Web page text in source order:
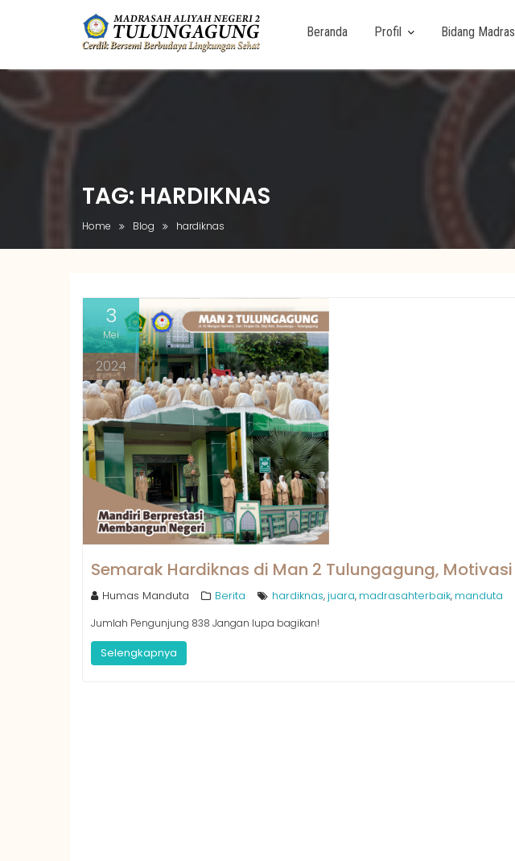
to
content
Beranda Profil Bidang
TAG: HARDIKNAS
Home Blog hardiknas
3
Mei
2024
Semarak Hardiknas di Man 2 Tulungagung,
Humas Manduta Berita hardiknas, juara, madrasahterbaik, manduta
Jumlah Pengunjung 838 Jangan lupa bagikan!
Selengkapnya